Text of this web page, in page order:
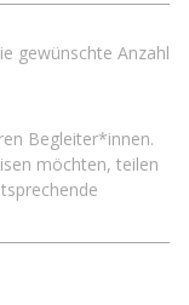
gewünschte Anzahl
Begleiter*innen.
möchten, teilen